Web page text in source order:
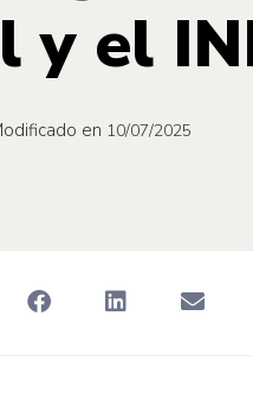
y el
en 10/07/2025